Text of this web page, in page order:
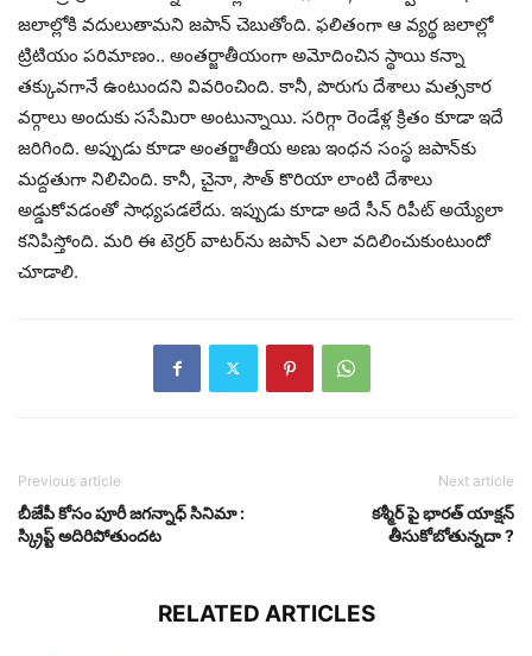
జలాల్లోకి వదులుతామని జపాన్‌ చెబుతోంది. ఫలితంగా ఆ వ్యర్థ జలాల్లో
ట్రిటియం పరిమాణం.. అంతర్జాతీయంగా అమోదించిన స్థాయి కన్నా
తక్కువగానే ఉంటుందని వివరించింది. కానీ, పొరుగు దేశాలు మత్సకార
వర్గాలు అందుకు ససేమిరా అంటున్నాయి. సరిగ్గా రెండేళ్ల క్రితం కూడా ఇదే
జరిగింది. అప్పుడు కూడా అంతర్జాతీయ అణు ఇంధన సంస్థ జపాన్‌కు
మద్దతుగా నిలిచింది. కానీ, చైనా, సౌత్ కొరియా లాంటి దేశాలు
అడ్డుకోవడంతో సాధ్యపడలేదు. ఇప్పుడు కూడా అదే సీన్ రిపీట్ అయ్యేలా
కనిపిస్తోంది. మరి ఈ టెర్రర్ వాటర్‌ను జపాన్ ఎలా వదిలించుకుంటుందో
చూడాలి.
Previous article
బీజేపీ కోసం పూరీ జగన్నాధ్ సినిమా :
స్క్రిప్ట్ అదిరిపోతుందట
Next article
కశ్మీర్ పై భారత్ యాక్షన్
తీసుకోబోతున్నదా ?
RELATED ARTICLES